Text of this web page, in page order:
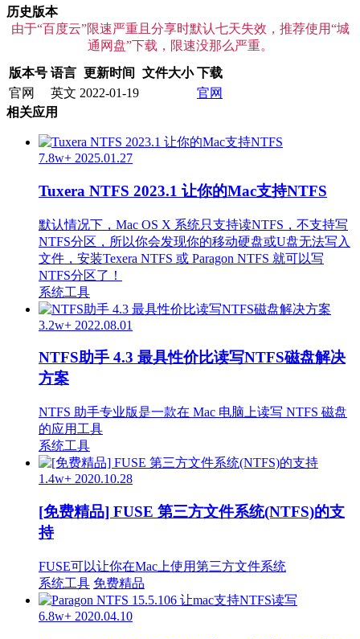
历史版本
由于“百度云”限速严重且分享时默认七天失效，推荐使用“城
通网盘”下载，限速没那么严重。
版本号 语言 更新时间 文件大小 下载
官网
英文 2022-01-19
官网
相关应用
7.8w+ 2025.01.27
Tuxera NTFS 2023.1 让你的Mac支持NTFS
默认情况下，Mac OS X 系统只支持读NTFS，不支持写
NTFS分区，所以你会发现你的移动硬盘或U盘无法写入
文件，安装Texera NTFS 或 Paragon NTFS 就可以写
NTFS分区了！
系统工具
3.2w+ 2022.08.01
NTFS助手 4.3 最具性价比读写NTFS磁盘解决
方案
NTFS 助手专业版是一款在 Mac 电脑上读写 NTFS 磁盘
的应用工具
系统工具
1.4w+ 2020.10.28
[免费精品] FUSE 第三方文件系统(NTFS)的支
持
FUSE可以让你在Mac上使用第三方文件系统
系统工具 免费精品
6.8w+ 2020.04.10